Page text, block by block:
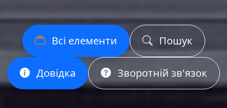
Всі елементи Пошук
Довідка Зворотній зв'язок